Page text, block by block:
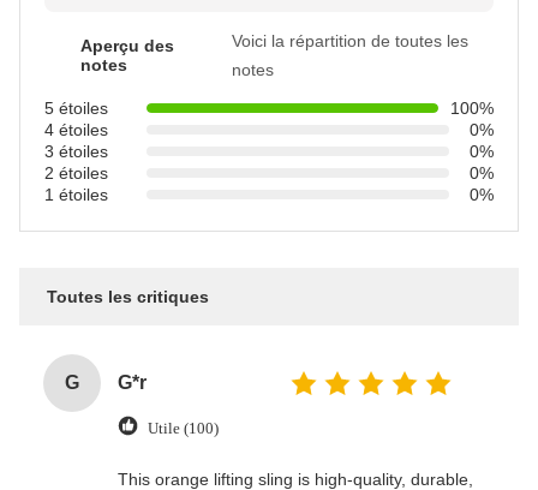
Aperçu des
notes
Voici la répartition de toutes les
notes
5 étoiles
100%
4 étoiles
0%
3 étoiles
0%
2 étoiles
0%
1 étoiles
0%
Toutes les critiques
G G*r
Utile (100)
This orange lifting sling is high-quality, durable,